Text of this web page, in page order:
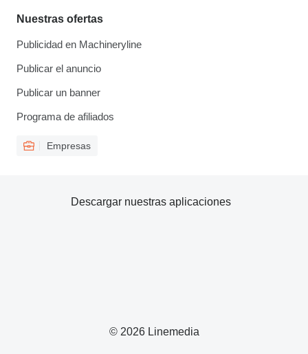
Nuestras ofertas
Publicidad en Machineryline
Publicar el anuncio
Publicar un banner
Programa de afiliados
Empresas
© 2026 Linemedia
Descargar nuestras aplicaciones